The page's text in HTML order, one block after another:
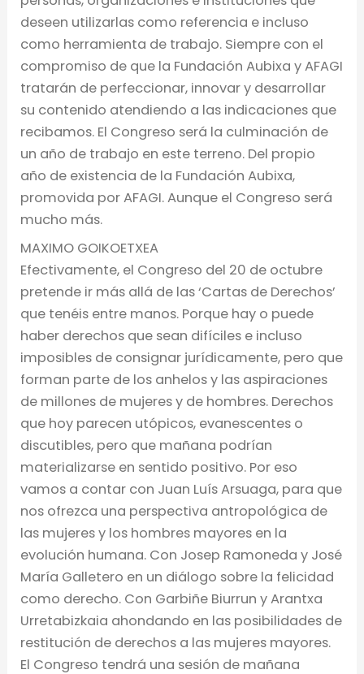
deseen utilizarlas como referencia e incluso
como herramienta de trabajo. Siempre con el
compromiso de que la Fundación Aubixa y AFAGI
tratarán de perfeccionar, innovar y desarrollar
su contenido atendiendo a las indicaciones que
recibamos. El Congreso será la culminación de
un año de trabajo en este terreno. Del propio
año de existencia de la Fundación Aubixa,
promovida por AFAGI. Aunque el Congreso será
mucho más.
MAXIMO GOIKOETXEA
Efectivamente, el Congreso del 20 de octubre
pretende ir más allá de las ‘Cartas de Derechos’
que tenéis entre manos. Porque hay o puede
haber derechos que sean difíciles e incluso
imposibles de consignar jurídicamente, pero que
forman parte de los anhelos y las aspiraciones
de millones de mujeres y de hombres. Derechos
que hoy parecen utópicos, evanescentes o
discutibles, pero que mañana podrían
materializarse en sentido positivo. Por eso
vamos a contar con Juan Luís Arsuaga, para que
nos ofrezca una perspectiva antropológica de
las mujeres y los hombres mayores en la
evolución humana. Con Josep Ramoneda y José
María Galletero en un diálogo sobre la felicidad
como derecho. Con Garbiñe Biurrun y Arantxa
Urretabizkaia ahondando en las posibilidades de
restitución de derechos a las mujeres mayores.
El Congreso tendrá una sesión de mañana